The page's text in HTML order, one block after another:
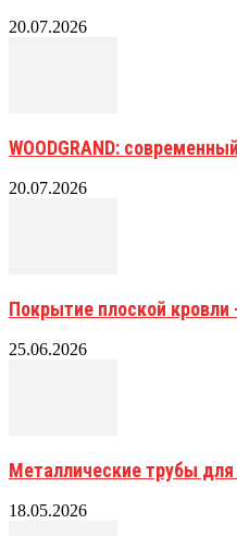
20.07.2026
WOODGRAND:
20.07.2026
Покрытие плоской
25.06.2026
Металлические трубы для
18.05.2026